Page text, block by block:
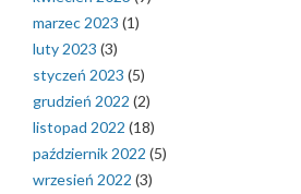
marzec 2023 (1)
luty 2023 (3)
styczeń 2023 (5)
grudzień 2022 (2)
listopad 2022 (18)
październik 2022 (5)
wrzesień 2022 (3)